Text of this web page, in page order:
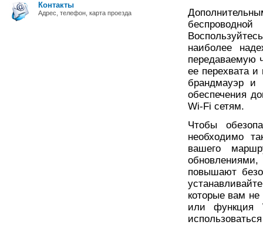
Контакты
Адрес, телефон, карта проезда
наиболее
передаваемую
ее перехвата
брандмауэр и
обеспечения
Wi-Fi сетям.
Чтобы
необходимо
вашего
повышают
которые вам не
или функция